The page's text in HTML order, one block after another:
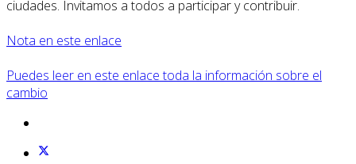
ciudades. Invitamos a todos a participar y contribuir.
Nota en este enlace
Puedes leer en este enlace toda la información sobre el
cambio